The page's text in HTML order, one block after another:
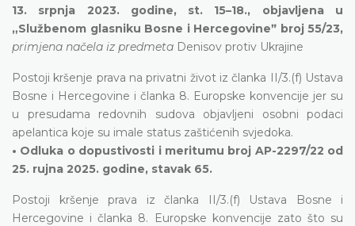
13. srpnja 2023. godine, st. 15–18., objavljena u
„Službenom glasniku Bosne i Hercegovineˮ broj 55/23,
primjena načela iz predmeta Denisov protiv Ukrajine
Postoji kršenje prava na privatni život iz članka II/3.(f) Ustava
Bosne i Hercegovine i članka 8. Europske konvencije jer su
u presudama redovnih sudova objavljeni osobni podaci
apelantica koje su imale status zaštićenih svjedoka.
• Odluka o dopustivosti i meritumu broj AP-2297/22 od
25. rujna 2025. godine, stavak 65.
Postoji kršenje prava iz članka II/3.(f) Ustava Bosne i
Hercegovine i članka 8. Europske konvencije zato što su